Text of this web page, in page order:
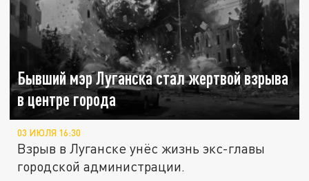
Бывший мэр Луганска стал жертвой взрыва
в центре города
03 ИЮЛЯ 16:30
Взрыв в Луганске унёс жизнь экс-главы
городской администрации.